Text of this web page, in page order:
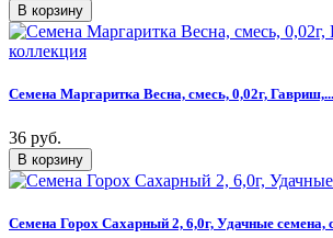
Семена Маргаритка Весна, смесь, 0,02г, Гавриш,...
36 руб.
Семена Горох Сахарный 2, 6,0г, Удачные семена,